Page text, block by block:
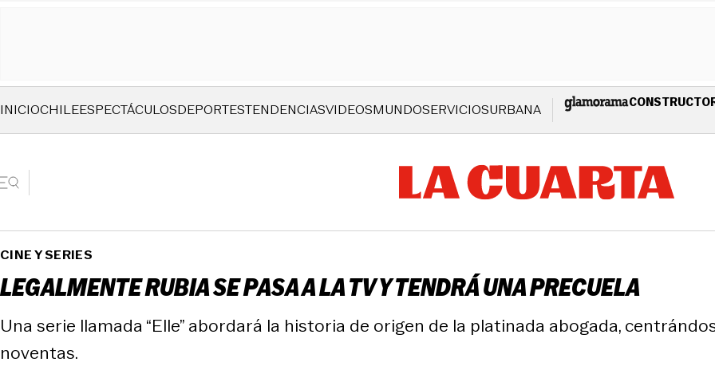
INICIOCHILEESPECTÁCULOSDEPORTESTENDENCIASVIDEOSMUNDOSERVICIOSURBANA
CINE Y SERIES
LEGALMENTE RUBIA SE PASA A LA TV Y TENDRÁ UNA PRECUELA
Una serie llamada “Elle” abordará la historia de origen de la platinada abogada,
noventas.